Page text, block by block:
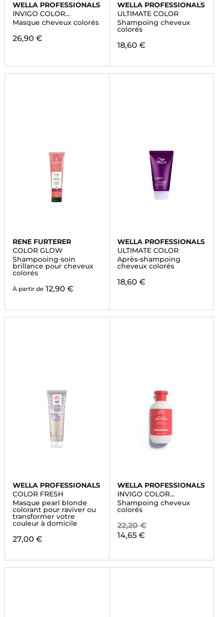
WELLA PROFESSIONALS
INVIGO COLOR
BRILLIANCE
Masque cheveux colorés
26,90 €
WELLA PROFESSIONALS
ULTIMATE COLOR
Shampoing cheveux
colorés
18,60 €
RENE FURTERER
COLOR GLOW
Shampooing-soin
brillance pour cheveux
colorés
À partir de 12,90 €
WELLA PROFESSIONALS
ULTIMATE COLOR
Après-shampoing
cheveux colorés
18,60 €
WELLA PROFESSIONALS
COLOR FRESH
Masque pearl blonde
colorant pour raviver ou
transformer votre
couleur à domicile
27,00 €
WELLA PROFESSIONALS
INVIGO COLOR
BRILLIANCE
Shampoing cheveux
colorés
22,20 €
14,65 €